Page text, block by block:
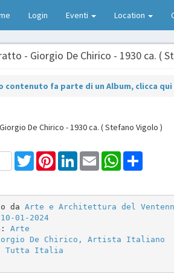
Login Eventi Location
- Giorgio De Chirico - 1930 ca. (
contenuto fa parte di un Album, clicca
De Chirico - 1930 ca. ( Stefano Vigolo )
TwitterPinterestLinkedInEmail WhatsApp
da Arte e Architettura del
10-01-2024
Arte
De Chirico, Artista Italiano
Tutta Italia